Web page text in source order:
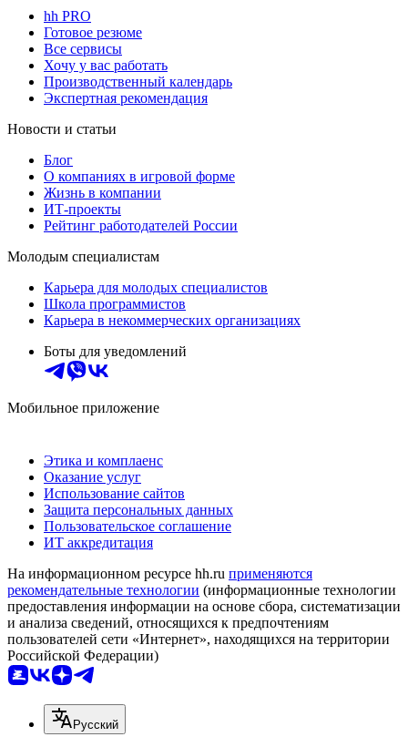
hh PRO
Готовое резюме
Все сервисы
Хочу у вас работать
Производственный календарь
Экспертная рекомендация
Новости и статьи
Блог
О компаниях в игровой форме
Жизнь в компании
ИТ-проекты
Рейтинг работодателей России
Молодым специалистам
Карьера для молодых специалистов
Школа программистов
Карьера в некоммерческих организациях
Боты для уведомлений
Мобильное приложение
Этика и комплаенс
Оказание услуг
Использование сайтов
Защита персональных данных
Пользовательское соглашение
ИТ аккредитация
На информационном ресурсе hh.ru применяются
рекомендательные технологии (информационные технологии
предоставления информации на основе сбора, систематизации
и анализа сведений, относящихся к предпочтениям
пользователей сети «Интернет», находящихся на территории
Российской Федерации)
Русский